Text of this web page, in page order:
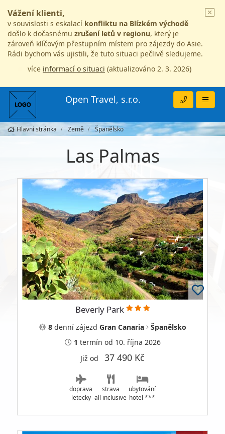
Vážení klienti,
v souvislosti s eskalací konfliktu na Blízkém východě
došlo k dočasnému zrušení letů v regionu, který je
zároveň klíčovým přestupním místem pro zájezdy do Asie.
Rádi bychom vás ujistili, že tuto situaci pečlivě sledujeme.
více informací o situaci (aktualizováno 2. 3. 2026)
Open Travel, s.r.o.
Hlavní stránka Země Španělsko
Las Palmas
Beverly Park
8dennízájezd Gran Canaria
Španělsko
1 termín od 10. října 2026
Již od 37 490 Kč
doprava
letecky
strava
all inclusive
ubytování
hotel ***